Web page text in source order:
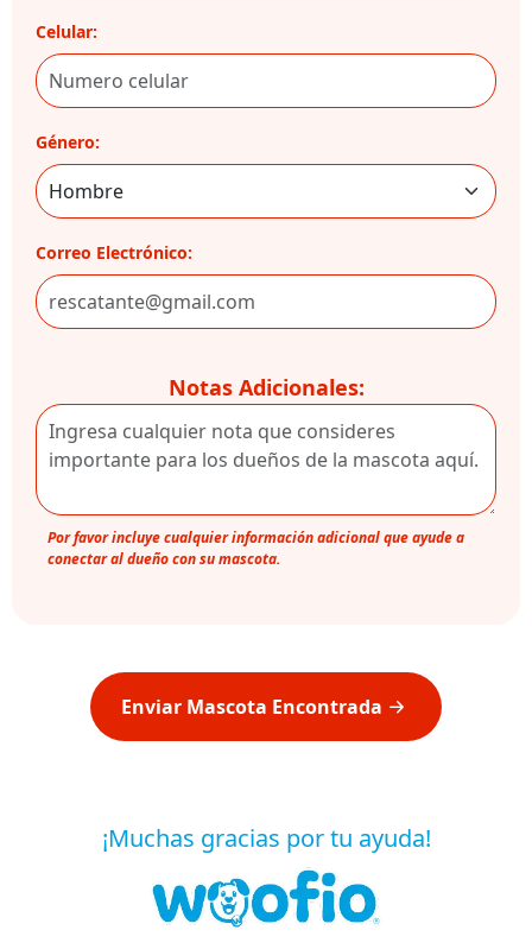
Celular:
Género:
Correo Electrónico:
Notas Adicionales:
Por favor incluye cualquier información adicional que ayude a
conectar al dueño con su mascota.
Enviar Mascota Encontrada
¡Muchas gracias por tu ayuda!